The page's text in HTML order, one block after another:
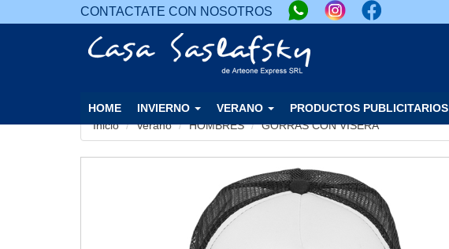
CONTACTATE CON NOSOTROS
HOME INVIERNO VERANO PRODUCTOS PUBLICITARIOS
Inicio
Verano HOMBRES GORRAS CON VISERA